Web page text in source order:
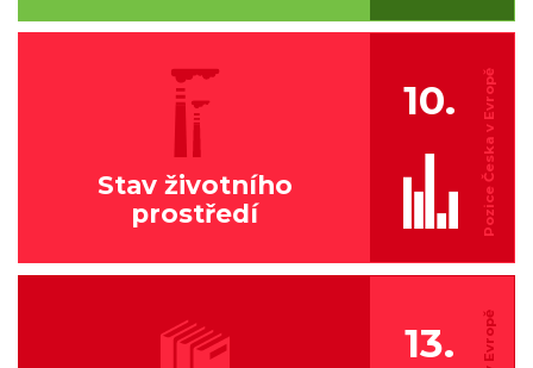
Stav životního
prostředí
10.
13.